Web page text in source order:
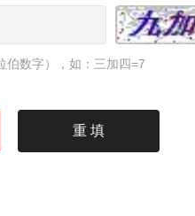
伯数字），如：三加四=7